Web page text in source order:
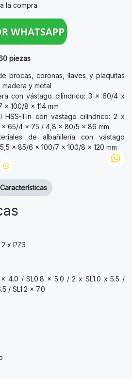
la compra.
piezas
brocas, coronas, llaves y plaquitas
y metal
con vástago cilíndrico: 3 x 60/4 x
100/8 x 114 mm
HSS-Tin con vástago cilíndrico: 2 x
65/4 x 75 / 4,8 x 80/5 x 86 mm
de albañilería con vástago
x 85/6 x 100/7 x 100/8 x 120 mm
x PZ3
4.0 / SL0.8 x 5.0 / 2 x SL1.0 x 5.5 /
/ SL1.2 x 7.0
Características